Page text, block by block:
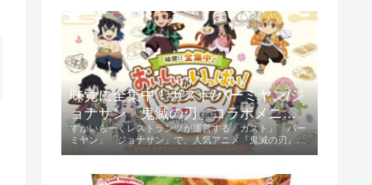
ントされます。キャンペーン参...
味覚に全集中！ガスト/バーミヤン/ジ
ョナサン「鬼滅の刃」コラボメニュ
ー発売 2024年5月23日 第1弾、6月13
日 第2弾
すかいらーくレストランツが運営する「ガスト」「バー
ミヤン」「ジョナサン」で、人気アニメ『鬼滅の刃』と
し、特典としてオリジナルクリア...